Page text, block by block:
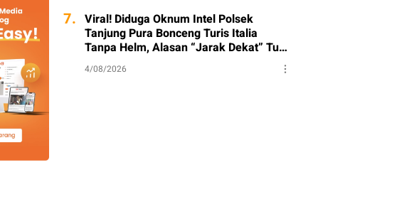
7. Viral! Diduga Oknum Intel Polsek
Tanjung Pura Bonceng Turis Italia
Tanpa Helm, Alasan “Jarak Dekat” Tuai
Sorotan
4/08/2026